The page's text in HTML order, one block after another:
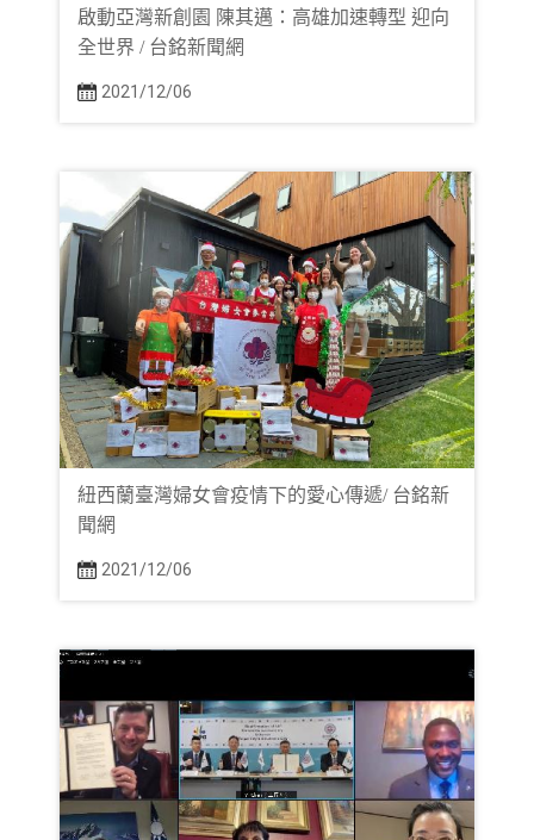
啟動亞灣新創園 陳其邁：高雄加速轉型 迎向
全世界 / 台銘新聞網
2021/12/06
紐西蘭臺灣婦女會疫情下的愛心傳遞/ 台銘新
聞網
2021/12/06